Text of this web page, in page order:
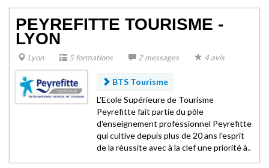
PEYREFITTE TOURISME -
LYON
Lyon 5 formations 2 messages 4 avis
BTS Tourisme
L'Ecole Supérieure de Tourisme
Peyrefitte fait partie du pôle
d'enseignement professionnel Peyrefitte
qui cultive depuis plus de 20 ans l'esprit
de la réussite avec à la clef une priorité à..